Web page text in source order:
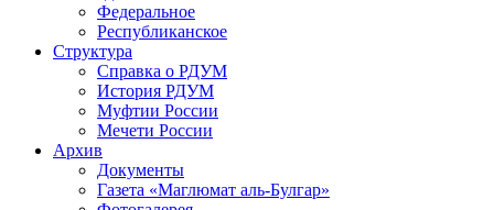
Федеральное
Республиканское
Структура
Справка о РДУМ
История РДУМ
Муфтии России
Мечети России
Архив
Документы
Газета «Маглюмат аль-Булгар»